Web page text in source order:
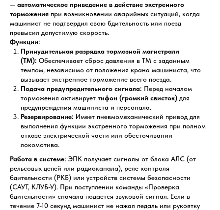
— автоматическое приведение в действие экстренного
торможения при возникновении аварийных ситуаций, когда
машинист не подтвердил свою бдительность или поезд
превысил допустимую скорость.
Функции:
Принудительная разрядка тормозной магистрали
(ТМ): Обеспечивает сброс давления в ТМ с заданным
темпом, независимо от положения крана машиниста, что
вызывает экстренное торможение всего поезда.
Подача предупредительного сигнала: Перед началом
торможения активирует тифон (громкий свисток) для
предупреждения машиниста и персонала.
Резервирование: Имеет пневмомеханический привод для
выполнения функции экстренного торможения при полном
отказе электрической части или обесточивании
локомотива.
Работа в системе: ЭПК получает сигналы от блока АЛС (от
рельсовых цепей или радиоканала), реле контроля
бдительности (РКБ) или устройств системы безопасности
(САУТ, КЛУБ-У). При поступлении команды «Проверка
бдительности» сначала подается звуковой сигнал. Если в
течение 7-10 секунд машинист не нажал педаль или рукоятку